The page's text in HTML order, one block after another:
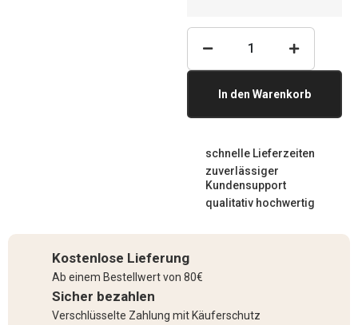
In den Warenkorb
schnelle Lieferzeiten
zuverlässiger
Kundensupport
qualitativ hochwertig
Kostenlose Lieferung
Ab einem Bestellwert von 80€
Sicher bezahlen
Verschlüsselte Zahlung mit Käuferschutz